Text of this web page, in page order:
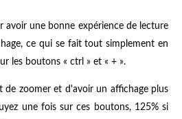
une bonne expérience de lecture
ce qui se fait tout simplement en
les boutons « ctrl » et « + ».
de zoomer et d'avoir un affichage plus
une fois sur ces boutons, 125% si